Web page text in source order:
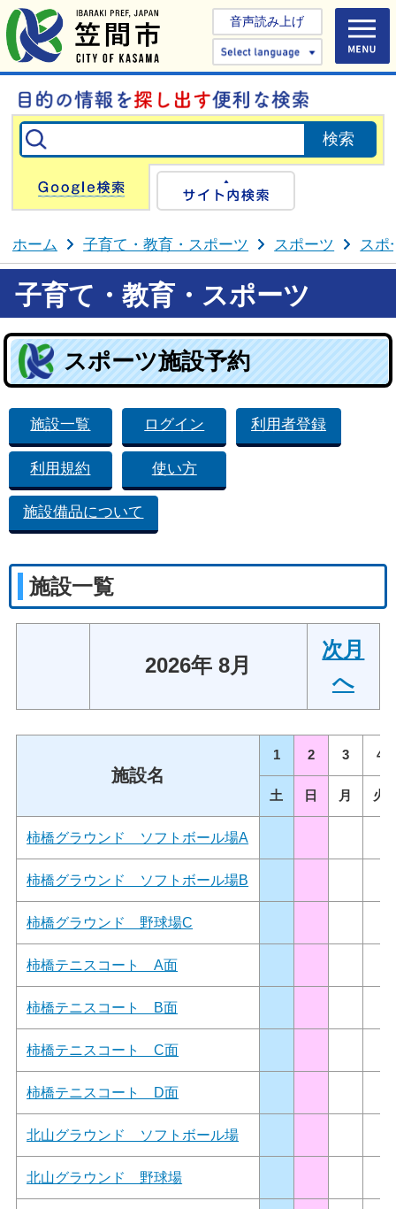
音声読み上げ
Select
Google検索
ホーム 子育て・教育・スポーツ スポーツ スポ
子育て・教育・スポーツ
スポーツ施設予約
施設一覧 ログイン 利用者登録
利用規約 使い方
施設備品について
施設一覧
2026年 8月
次月
へ
施設名
1 2 3 4
土 日 月 火
柿橋グラウンド ソフトボール場A
柿橋グラウンド ソフトボール場B
柿橋グラウンド 野球場C
柿橋テニスコート A面
柿橋テニスコート B面
柿橋テニスコート C面
柿橋テニスコート D面
北山グラウンド ソフトボール場
北山グラウンド 野球場